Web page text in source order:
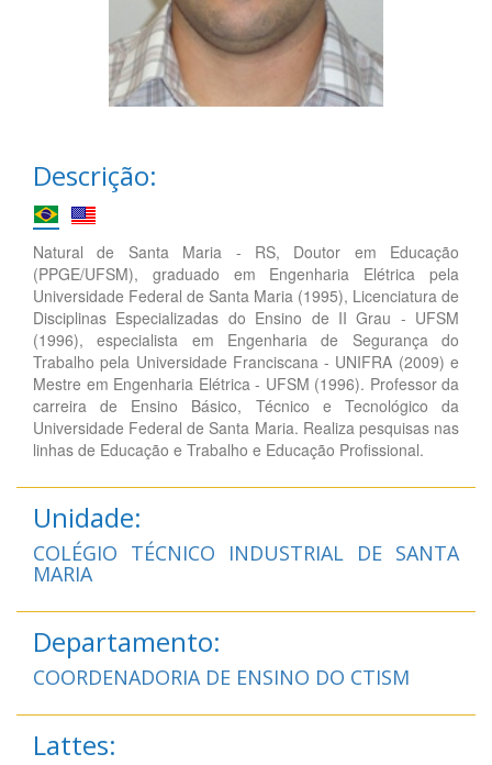
Descrição:
Natural de Santa Maria - RS, Doutor em Educação
(PPGE/UFSM), graduado em Engenharia Elétrica pela
Universidade Federal de Santa Maria (1995), Licenciatura de
Disciplinas Especializadas do Ensino de II Grau - UFSM
(1996), especialista em Engenharia de Segurança do
Trabalho pela Universidade Franciscana - UNIFRA (2009) e
Mestre em Engenharia Elétrica - UFSM (1996). Professor da
carreira de Ensino Básico, Técnico e Tecnológico da
Universidade Federal de Santa Maria. Realiza pesquisas nas
linhas de Educação e Trabalho e Educação Profissional.
Unidade:
COLÉGIO TÉCNICO INDUSTRIAL DE SANTA
MARIA
Departamento:
COORDENADORIA DE ENSINO DO CTISM
Lattes: